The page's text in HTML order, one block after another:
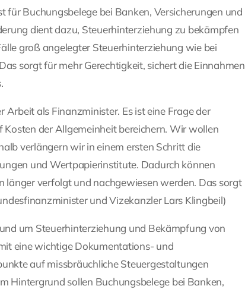
Buchungsbelege bei Banken, Versicherungen und
dient dazu, Steuerhinterziehung zu bekämpfen
groß angelegter Steuerhinterziehung wie bei
sorgt für mehr Gerechtigkeit, sichert die Einnahmen
als Finanzminister. Es ist eine Frage der
Kosten der Allgemeinheit bereichern. Wir wollen
verlängern wir in einem ersten Schritt die
und Wertpapierinstitute. Dadurch können
länger verfolgt und nachgewiesen werden. Das sorgt
und Vizekanzler Lars Klingbeil)
um Steuerhinterziehung und Bekämpfung von
eine wichtige Dokumentations- und
auf missbräuchliche Steuergestaltungen
Hintergrund sollen Buchungsbelege bei Banken,